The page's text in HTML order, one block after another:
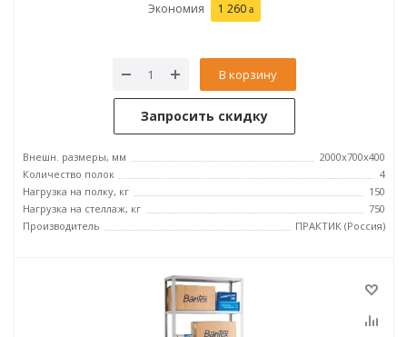
Экономия 1 260
В корзину
Запросить скидку
Внешн. размеры, мм
2000x700x400
Количество полок
4
Нагрузка на полку, кг
150
Нагрузка на стеллаж, кг
750
Производитель
ПРАКТИК (Россия)